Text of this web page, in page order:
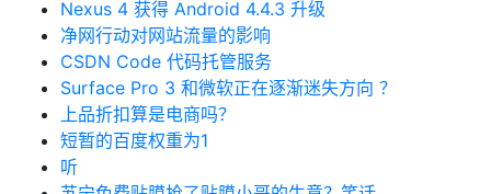
Nexus 4 获得 Android 4.4.3 升级
净网行动对网站流量的影响
CSDN Code 代码托管服务
Surface Pro 3 和微软正在逐渐迷失方向 ？
上品折扣算是电商吗？
短暂的百度权重为1
听